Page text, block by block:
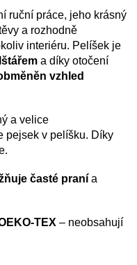
ruční práce, jeho krásný
a rozhodně
interiéru. Pelíšek je
a díky otočení
vzhled
a velice
pejsek v pelíšku. Díky
časté praní a
TEX – neobsahují